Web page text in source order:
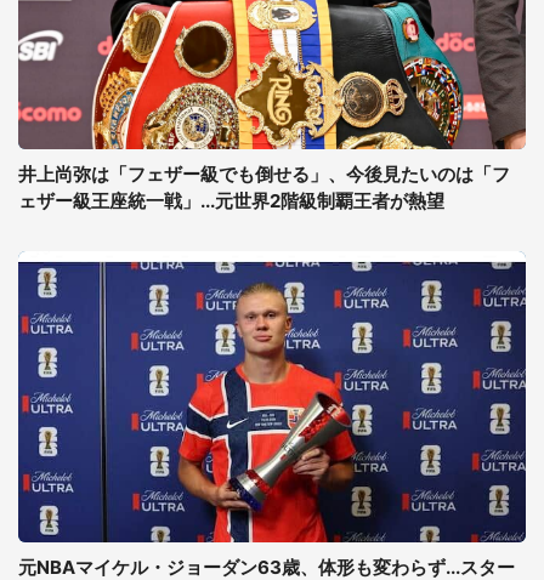
井上尚弥は「フェザー級でも倒せる」、今後見たいのは「フ
ェザー級王座統一戦」...元世界2階級制覇王者が熱望
元NBAマイケル・ジョーダン63歳、体形も変わらず...スター